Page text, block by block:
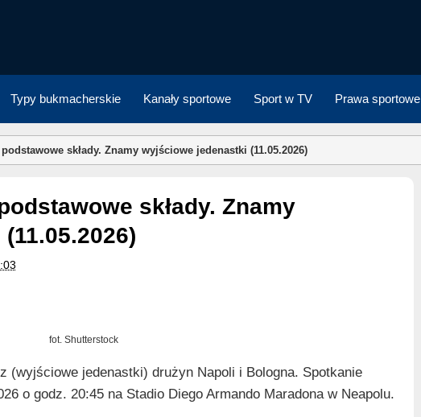
Typy bukmacherskie Kanały sportowe Sport w TV Prawa sportowe
składy. Znamy wyjściowe jedenastki (11.05.2026)
fot. Shutterstock
(wyjściowe jedenastki) drużyn Napoli i Bologna. Spotkanie
o godz. 20:45 na Stadio Diego Armando Maradona w Neapolu.